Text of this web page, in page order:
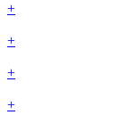
+
+
+
+